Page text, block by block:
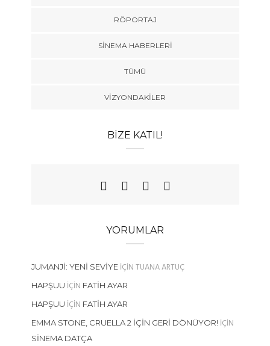
RÖPORTAJ
SINEMA HABERLERI
TÜMÜ
VIZYONDAKILER
BIZE KATIL!
YORUMLAR
JUMANJI: YENI SEVIYEIÇINTUANA ARTUÇ
HAPŞUU IÇIN FATIH AYAR
HAPŞUU IÇIN FATIH AYAR
EMMA STONE, CRUELLA 2 İÇIN GERI DÖNÜYOR!IÇIN
SINEMA DATÇA